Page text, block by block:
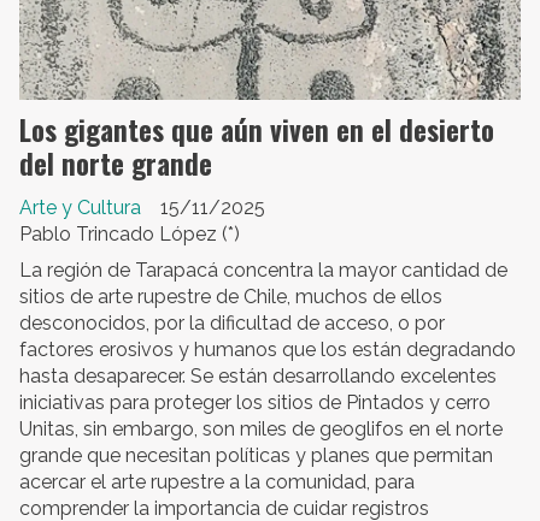
Los gigantes que aún viven en el desierto
del norte grande
Pablo Trincado López (*)
Arte y Cultura 15/11/2025
La región de Tarapacá concentra la mayor cantidad de
sitios de arte rupestre de Chile, muchos de ellos
desconocidos, por la dificultad de acceso, o por
factores erosivos y humanos que los están degradando
hasta desaparecer. Se están desarrollando excelentes
iniciativas para proteger los sitios de Pintados y cerro
Unitas, sin embargo, son miles de geoglifos en el norte
grande que necesitan políticas y planes que permitan
acercar el arte rupestre a la comunidad, para
comprender la importancia de cuidar registros